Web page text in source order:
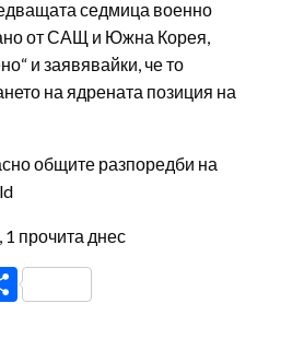
седмица военно
от САЩ и Южна Корея,
и заявявайки, че то
на ядрената позиция на
общите разпоредби на
прочита днес
Share